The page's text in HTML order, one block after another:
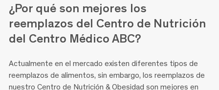
¿Por qué son mejores los
reemplazos del Centro de Nutrición
del Centro Médico ABC?
Actualmente en el mercado existen diferentes tipos de
reemplazos de alimentos, sin embargo, los reemplazos de
nuestro Centro de Nutrición & Obesidad son mejores en